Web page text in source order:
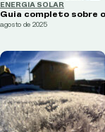
ENERGIA SOLAR
Guia completo sobre
agosto de 2025